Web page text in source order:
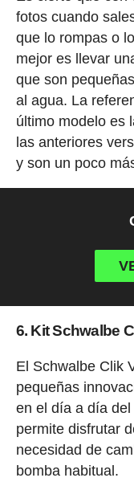
fotos cuando
que lo rompas o
mejor es llevar
que son
al agua. La
último modelo es
las anteriores
y son un poco
6. Kit Schwalbe
El Schwalbe Clik
pequeñas
en el día a día
permite disfrutar
necesidad de
bomba habitual.